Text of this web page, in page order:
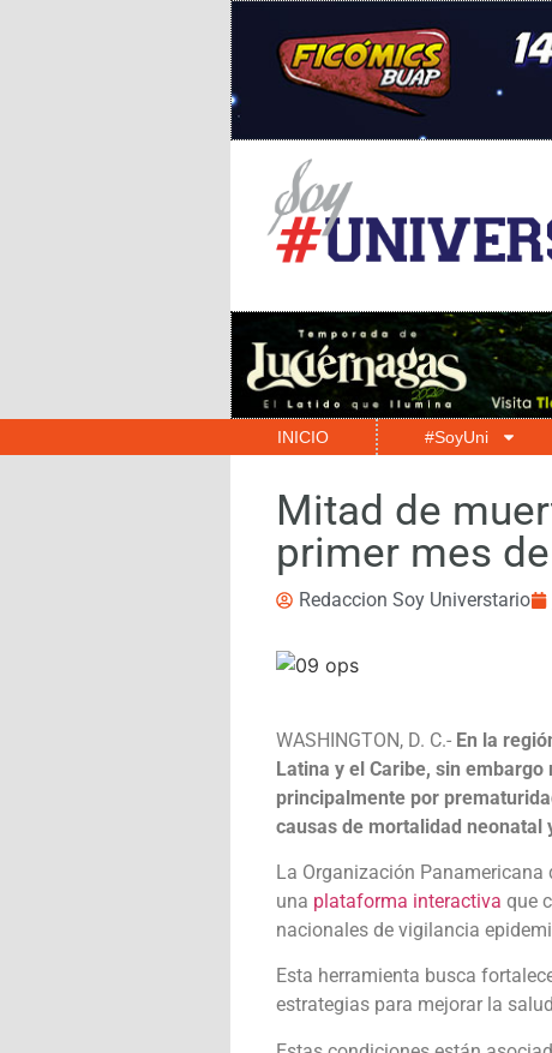
INICIO #SoyUni
Mitad de
primer mes
Redaccion Soy Universtario
WASHINGTON, D. C.- En la
Latina y el Caribe, sin
principalmente por
causas de mortalidad
La Organización Panamericana
una plataforma interactiva que
nacionales de vigilancia
Esta herramienta busca
estrategias para mejorar la